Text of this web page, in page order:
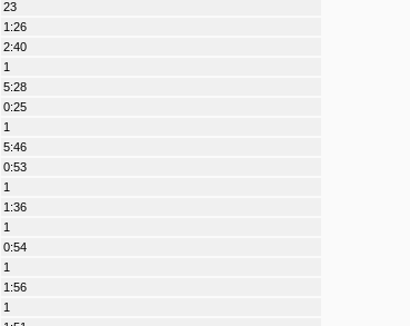
23
1:26
2:40
1
5:28
0:25
1
5:46
0:53
1
1:36
1
0:54
1
1:56
1